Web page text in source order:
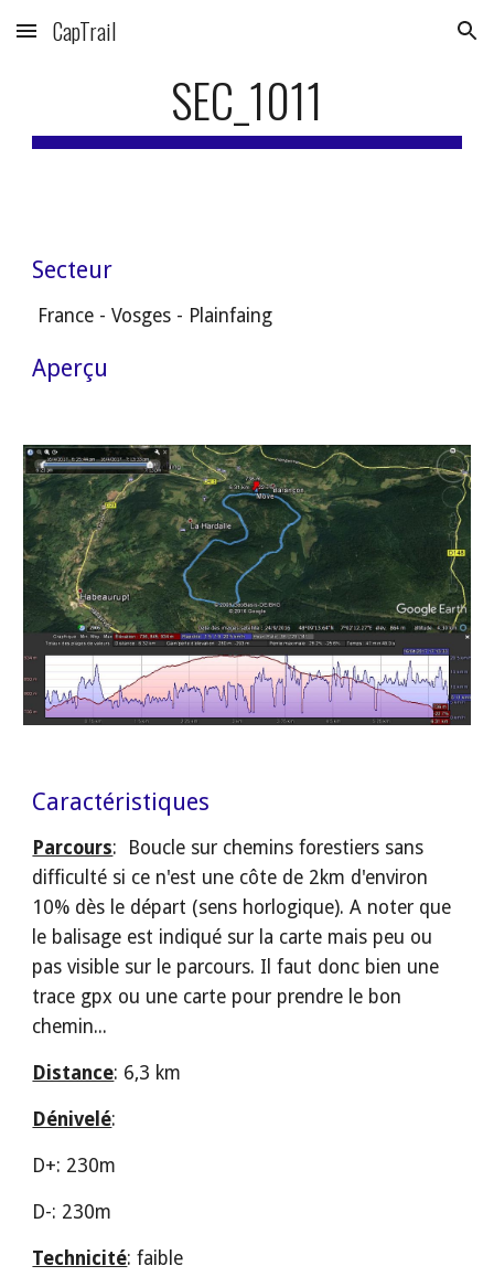
Skip to main content Skip to navigation
CapTrail
SEC_1011
Secteur
France - Vosges - Plainfaing
Aperçu
Caractéristiques
Parcours:  Boucle sur chemins forestiers sans
difficulté si ce n'est une côte de 2km d'environ
10% dès le départ (sens horlogique). A noter que
le balisage est indiqué sur la carte mais peu ou
pas visible sur le parcours. Il faut donc bien une
trace gpx ou une carte pour prendre le bon
chemin...
Distance: 6,3 km
Dénivelé:
D+: 230m
D-: 230m
Technicité: faible